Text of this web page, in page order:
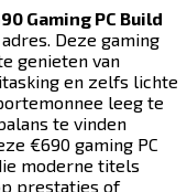
Deze gaming
genieten van
en zelfs lichte
leeg te
te vinden
€690 gaming PC
moderne titels
prestaties of